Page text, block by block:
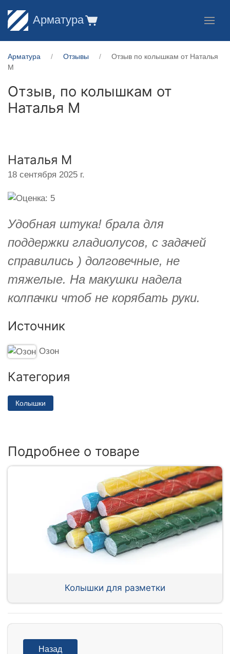
Арматура
Арматура Отзывы
Отзыв по колышкам от Наталья
М
Отзыв, по колышкам от
Наталья М
Наталья М
18 сентября 2025 г.
Удобная штука! брала для
поддержки гладиолусов, с задачей
справились ) долговечные, не
тяжелые. На макушки надела
колпачки чтоб не корябать руки.
Источник
Озон
Категория
Колышки
Подробнее о товаре
Колышки для разметки
Назад